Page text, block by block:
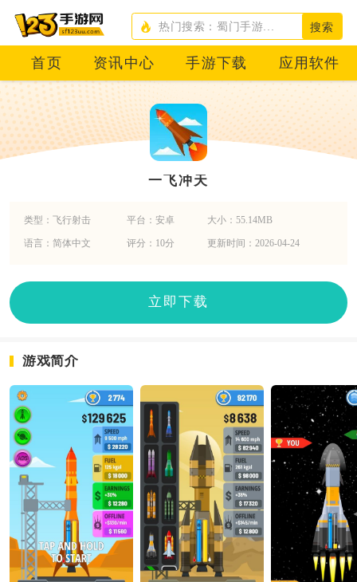
搜索
首页 资讯中心 手游下载 应用软件
一飞冲天
类型：飞行射击 平台：安卓 大小：55.14MB
语言：简体中文 评分：10分 更新时间：2026-04-24
立即下载
游戏简介